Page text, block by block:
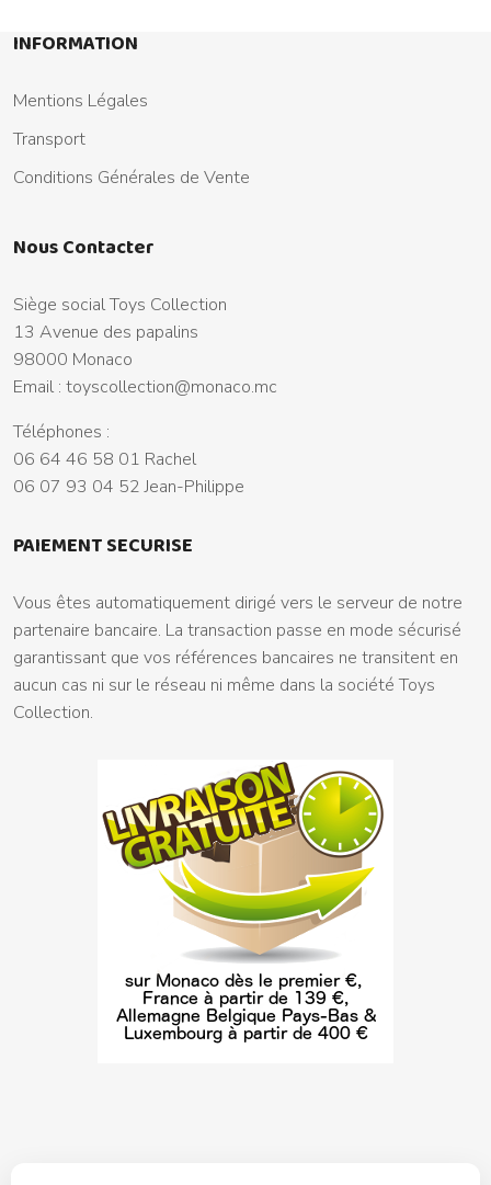
INFORMATION
Mentions Légales
Transport
Conditions Générales de Vente
Nous Contacter
Siège social Toys Collection
13 Avenue des papalins
98000 Monaco
Email : toyscollection@monaco.mc
Téléphones :
06 64 46 58 01 Rachel
06 07 93 04 52 Jean-Philippe
PAIEMENT SECURISE
Vous êtes automatiquement dirigé vers le serveur de notre
partenaire bancaire. La transaction passe en mode sécurisé
garantissant que vos références bancaires ne transitent en
aucun cas ni sur le réseau ni même dans la société Toys
Collection.